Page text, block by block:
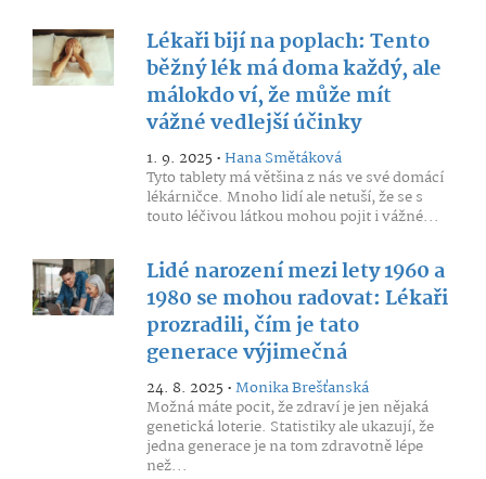
Lékaři bijí na poplach: Tento
běžný lék má doma každý, ale
málokdo ví, že může mít
vážné vedlejší účinky
1. 9. 2025 •Hana Smětáková
Tyto tablety má většina z nás ve své domácí
lékárničce. Mnoho lidí ale netuší, že se s
touto léčivou látkou mohou pojit i vážné...
Lidé narození mezi lety 1960 a
1980 se mohou radovat: Lékaři
prozradili, čím je tato
generace výjimečná
24. 8. 2025 •Monika Brešťanská
Možná máte pocit, že zdraví je jen nějaká
genetická loterie. Statistiky ale ukazují, že
jedna generace je na tom zdravotně lépe
než...